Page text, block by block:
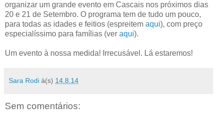
organizar um grande evento em Cascais nos próximos dias
20 e 21 de Setembro. O programa tem de tudo um pouco,
para todas as idades e feitios (espreitem aqui), com preço
especialíssimo para famílias (ver aqui).
Um evento à nossa medida! Irrecusável. Lá estaremos!
Sara Rodi à(s) 14.8.14
Sem comentários: